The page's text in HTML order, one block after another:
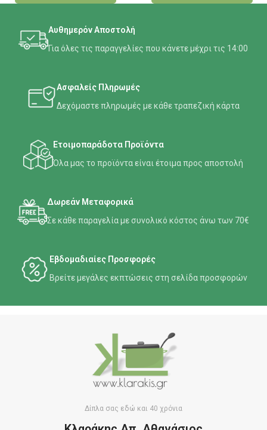
Αυθημερόν Αποστολή
Για όλες τις παραγγελίες που κάνετε μέχρι τις 14:00
Ασφαλείς Πληρωμές
Δεχόμαστε πληρωμές με κάθε τραπεζική κάρτα
Ετοιμοπαράδοτα Προϊόντα
Όλα μας το προϊόντα είναι έτοιμα προς αποστολή
Δωρεάν Μεταφορικά
Σε κάθε παραγελία με συνολικό κόστος άνω των 70€
Εβδομαδιαίες Προσφορές
Βρείτε μεγάλες εκπτώσεις στη σελίδα προσφορών
Δίπλα σας εδώ και 40 χρόνια